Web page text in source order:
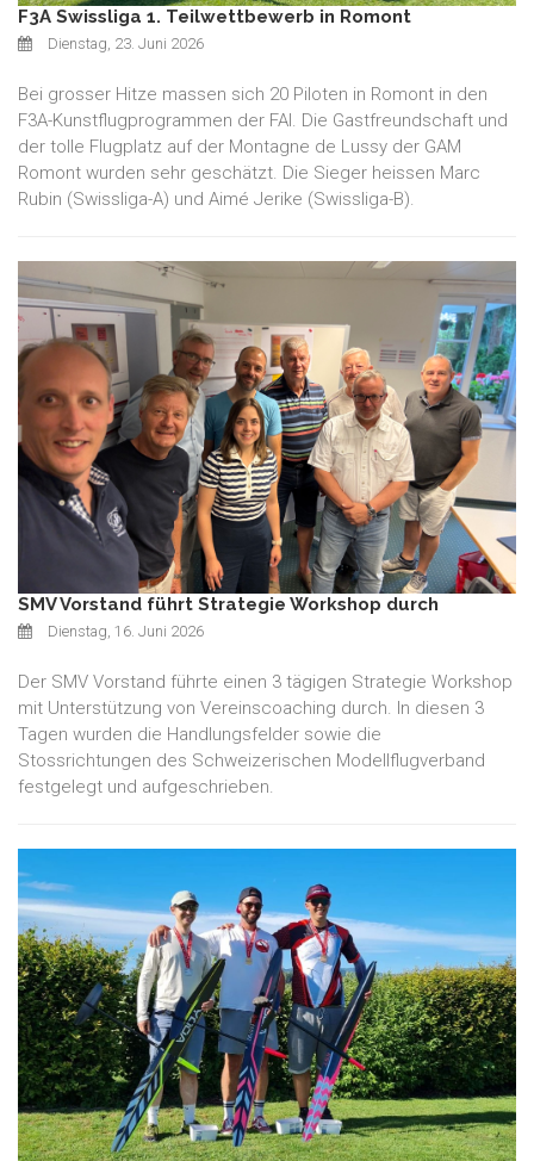
F3A Swissliga 1. Teilwettbewerb in Romont
Dienstag, 23. Juni 2026
Bei grosser Hitze massen sich 20 Piloten in Romont in den
F3A-Kunstflugprogrammen der FAI. Die Gastfreundschaft und
der tolle Flugplatz auf der Montagne de Lussy der GAM
Romont wurden sehr geschätzt. Die Sieger heissen Marc
Rubin (Swissliga-A) und Aimé Jerike (Swissliga-B).
SMV Vorstand führt Strategie Workshop durch
Dienstag, 16. Juni 2026
Der SMV Vorstand führte einen 3 tägigen Strategie Workshop
mit Unterstützung von Vereinscoaching durch. In diesen 3
Tagen wurden die Handlungsfelder sowie die
Stossrichtungen des Schweizerischen Modellflugverband
festgelegt und aufgeschrieben.